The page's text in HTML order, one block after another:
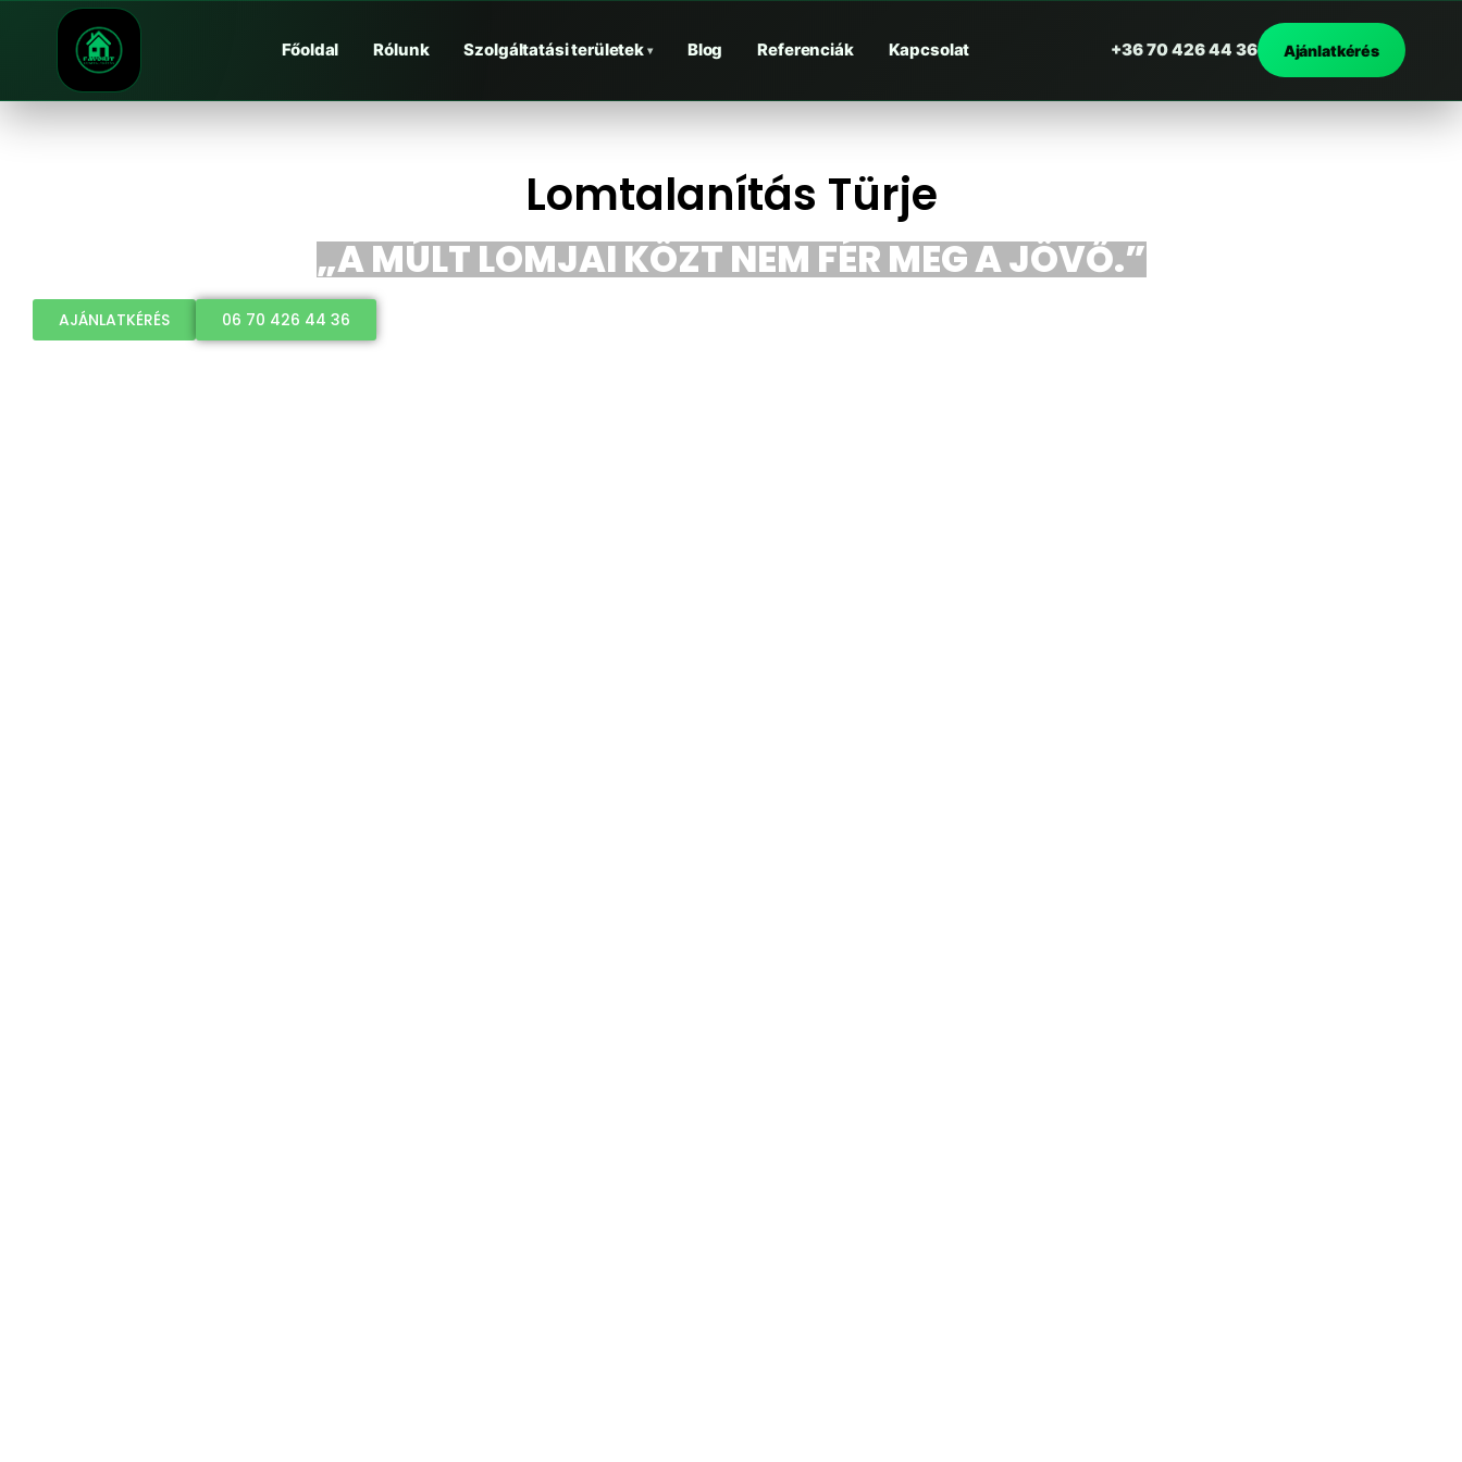
Főoldal Rólunk Szolgáltatási területek ▾ Blog Referenciák Kapcsolat +36 70 426 44 36 Ajánlatkérés
Lomtalanítás Türje
„A MÚLT LOMJAI KÖZT NEM FÉR MEG A JÖVŐ.”
AJÁNLATKÉRÉS 06 70 426 44 36